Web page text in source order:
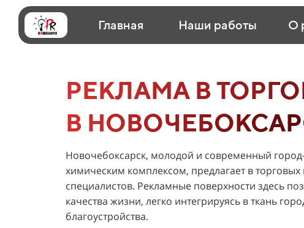
Главная Наши работы О
РЕКЛАМА В
В
Новочебоксарск, молодой и современный
химическим комплексом, предлагает в
специалистов. Рекламные поверхности здесь
качества жизни, легко интегрируясь в ткань
благоустройства.